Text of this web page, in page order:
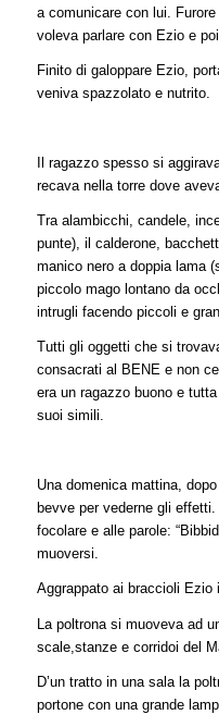
a comunicare con lui.
voleva parlare con Ezio e
Finito di galoppare Ezio,
veniva spazzolato e nutrito.
Il ragazzo spesso si
recava nella torre dove
Tra alambicchi, candele,
punte), il calderone,
manico nero a doppia lama
piccolo mago lontano da
intrugli facendo piccoli e
Tutti gli oggetti che si
consacrati al BENE e non
era un ragazzo buono e
suoi simili.
Una domenica mattina,
bevve per vederne gli
focolare e alle parole:
muoversi.
Aggrappato ai braccioli Ezio
La poltrona si muoveva ad
scale,stanze e corridoi del
D’un tratto in una sala la
portone con una grande